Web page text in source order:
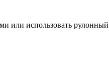
или использовать рулонный